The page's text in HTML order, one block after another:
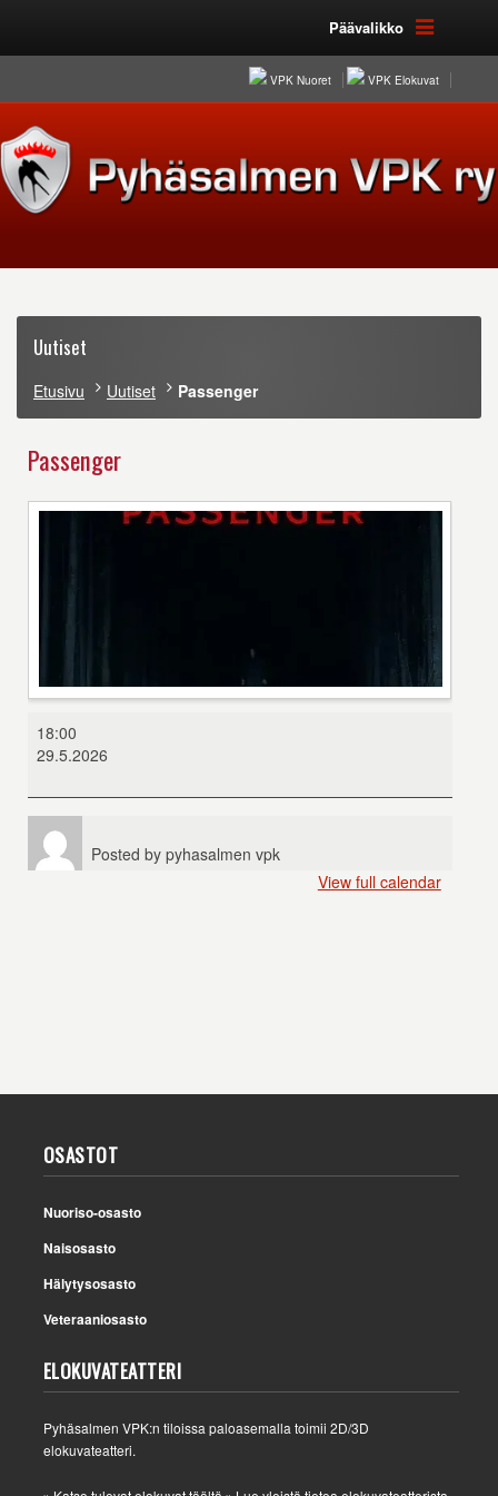
Päävalikko
VPK Nuoret VPK Elokuvat
Uutiset
Etusivu Uutiset Passenger
Passenger
18:00
29.5.2026
Posted by pyhasalmen vpk
View full calendar
OSASTOT
Nuoriso-osasto
Naisosasto
Hälytysosasto
Veteraaniosasto
ELOKUVATEATTERI
Pyhäsalmen VPK:n tiloissa paloasemalla toimii 2D/3D
elokuvateatteri.